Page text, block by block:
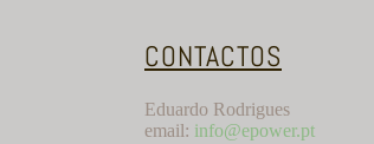
CONTACTOS
Eduardo Rodrigues
email: info@epower.pt